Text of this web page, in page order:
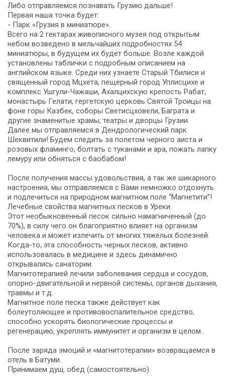
Либо отправляемся познавать Грузию дальше!
Первая наша точка будет:
- Парк «Грузия в миниатюре».
Всего на 2 гектарах живописного музея под открытым
небом возведено в мельчайших подробностях 54
миниатюры, в будущем их будет больше. Возле каждой
установлены таблички с подробным описанием на
английском языке. Среди них узнаете Старый Тбилиси и
священный город Мцхета, пещерный город Уплисцихе и
комплекс Ушгули-Чажаши, Ахалцихскую крепость Рабат,
монастырь Гелати, гергетскую церковь Святой Троицы на
фоне горы Казбек, соборы Светисцховели, Баграта и
другие знаменитые храмы, театры и дворцы Грузии.
Далее мы отправляемся в Дендрологический парк
Шеквитили! Будем следить за полетом черного аиста и
розовых фламинго, болтать с туканами и ара, пожать лапку
лемуру или обняться с баобабом!
После получения массы удовольствия, а так же шикарного
настроения, мы отправляемся с Вами немножко отдохнуть
и подлечиться на природном магнитном поле “Магнетити”!
Лечебные свойства магнитных песков в Уреки.
Этот необыкновенный песок сильно намагниченный (до
70%), в силу чего он благоприятно влияет на организм
человека и может излечить от многих тяжелых болезней.
Когда-то, эта способность черных песков, активно
использовалась в медицине и здесь динамично
открывались санатории.
Магнитотерапией лечили заболевания сердца и сосудов,
опорно-двигательной и нервной системы, органов дыхания,
травмы и т.д.
Магнитное поле песка также действует как
болеутоляющее и противовоспалительное средство,
способно ускорять биологические процессы и
регенерацию, укреплять иммунитет и организм в целом.
После заряда эмоций и «магнитотерапии» возвращаемся в
отель в Батуми.
Принимаем душ, обед (самостоятельно).